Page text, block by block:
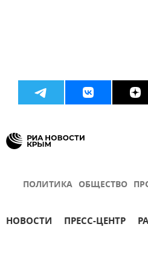
ПОЛИТИКА ОБЩЕСТВО
НОВОСТИ ПРЕСС-ЦЕНТР